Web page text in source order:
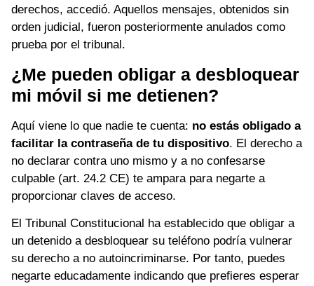
derechos, accedió. Aquellos mensajes, obtenidos sin
orden judicial, fueron posteriormente anulados como
prueba por el tribunal.
¿Me pueden obligar a desbloquear
mi móvil si me detienen?
Aquí viene lo que nadie te cuenta: no estás obligado a
facilitar la contraseña de tu dispositivo. El derecho a
no declarar contra uno mismo y a no confesarse
culpable (art. 24.2 CE) te ampara para negarte a
proporcionar claves de acceso.
El Tribunal Constitucional ha establecido que obligar a
un detenido a desbloquear su teléfono podría vulnerar
su derecho a no autoincriminarse. Por tanto, puedes
negarte educadamente indicando que prefieres esperar